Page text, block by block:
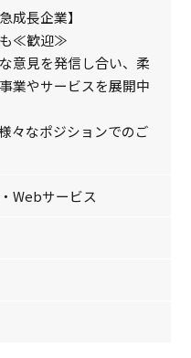
成長企業】
も≪歓迎≫
意見を発信し合い、柔
業やサービスを展開中
々なポジションでのご
Webサービス